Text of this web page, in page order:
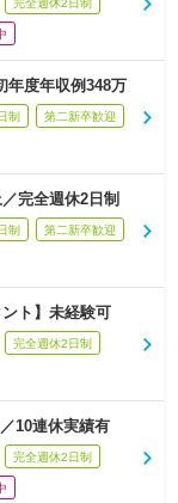
完全週休2日制
年度年収例348万
制 第二新卒歓迎
完全週休2日制
制 第二新卒歓迎
ト】未経験可
完全週休2日制
10連休実績有
完全週休2日制